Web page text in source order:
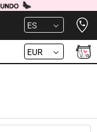
ES
EUR